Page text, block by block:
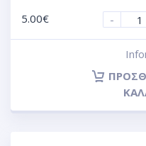
5.00€
-